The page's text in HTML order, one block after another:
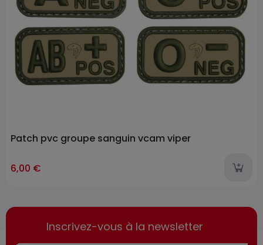
Patch pvc groupe sanguin vcam viper
6,00 €
Inscrivez-vous à la newsletter